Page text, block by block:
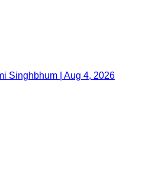
Singhbhum | Aug 4, 2026